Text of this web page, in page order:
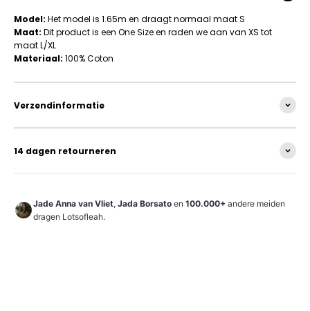
Model: Het model is 1.65m en draagt normaal maat S
Maat: Dit product is een One Size en raden we aan van XS tot
maat L/XL
Materiaal: 100% Coton
Verzendinformatie
14 dagen retourneren
Jade Anna van Vliet, Jada Borsato en 100.000+ andere meiden
dragen Lotsofleah.